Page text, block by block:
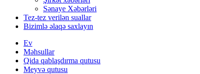
Sənaye Xəbərləri
Tez-tez verilən suallar
Bizimlə əlaqə saxlayın
Ev
Məhsullar
Qida qablaşdırma qutusu
Meyvə qutusu